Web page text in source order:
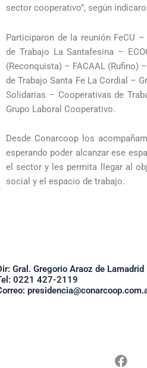
sector cooperativo”, según
Participaron de la reunión FeCU
de Trabajo La Santafesina –
(Reconquista) – FACAAL (Rufino)
de Trabajo Santa Fe La Cordial –
Solidarias – Cooperativas de
Grupo Laboral Cooperativo.
Desde Conarcoop los
esperando poder alcanzar ese
el sector y les permita llegar al
social y el espacio de trabajo.
Gral. Gregorio Araoz de
0221 427-2119
F